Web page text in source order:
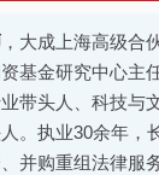
，大成上海高级合
基金研究中心主
带头人、科技与
。执业30余年，
并购重组法律服